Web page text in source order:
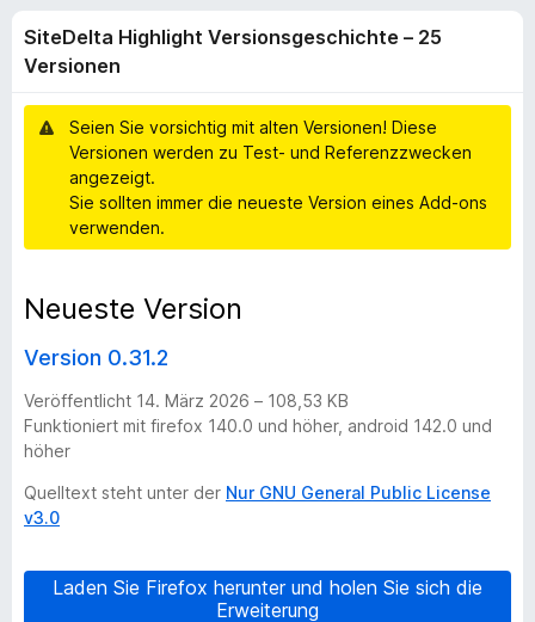
o
-
B
r
o
s
l
t
a
H
i
g
h
l
i
h
4
,
v
o
n
5
S
t
n
n
SiteDelta Highlight Versionsgeschichte – 25
Versionen
Seien Sie vorsichtig mit alten Versionen! Diese
Versionen werden zu Test- und Referenzzwecken
angezeigt.
Sie sollten immer die neueste Version eines Add-ons
verwenden.
Neueste Version
Version 0.31.2
Veröffentlicht 14. März 2026 – 108,53 KB
Funktioniert mit firefox 140.0 und höher, android 142.0 und
höher
Quelltext steht unter der Nur GNU General Public License
v3.0
Laden Sie Firefox herunter und holen Sie sich die
Erweiterung